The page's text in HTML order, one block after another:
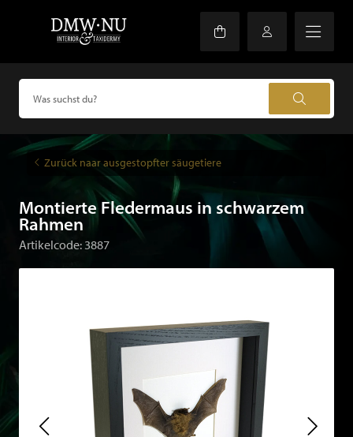
Zurück naar ausgestopfter säugetiere
Montierte Fledermaus in schwarzem
Rahmen
Artikelcode: 3887